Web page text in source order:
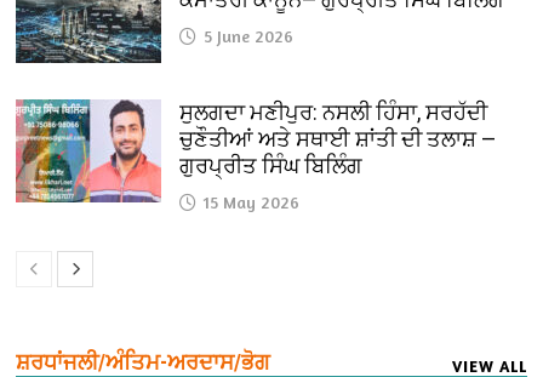
5 June 2026
ਸੁਲਗਦਾ ਮਣੀਪੁਰ: ਨਸਲੀ ਹਿੰਸਾ, ਸਰਹੱਦੀ
ਚੁਣੌਤੀਆਂ ਅਤੇ ਸਥਾਈ ਸ਼ਾਂਤੀ ਦੀ ਤਲਾਸ਼ —
ਗੁਰਪ੍ਰੀਤ ਸਿੰਘ ਬਿਲਿੰਗ
15 May 2026
ਸ਼ਰਧਾਂਜਲੀ/ਅੰਤਿਮ-ਅਰਦਾਸ/ਭੋਗ VIEW ALL